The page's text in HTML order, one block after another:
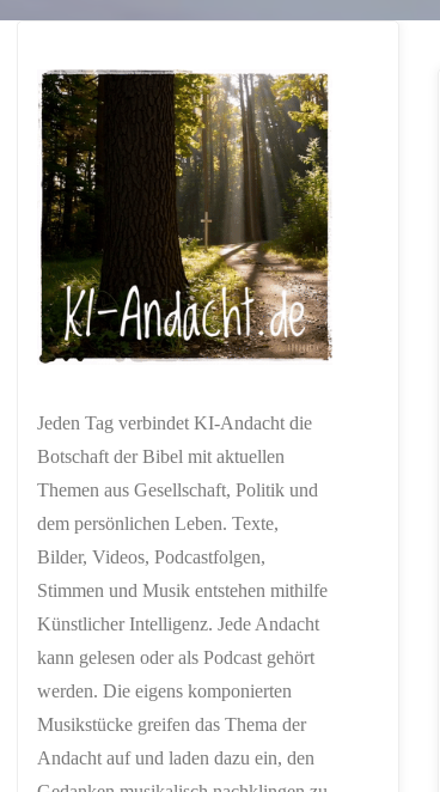
Jeden Tag verbindet KI-Andacht die
Botschaft der Bibel mit aktuellen
Themen aus Gesellschaft, Politik und
dem persönlichen Leben. Texte,
Bilder, Videos, Podcastfolgen,
Stimmen und Musik entstehen mithilfe
Künstlicher Intelligenz. Jede Andacht
kann gelesen oder als Podcast gehört
werden. Die eigens komponierten
Musikstücke greifen das Thema der
Andacht auf und laden dazu ein, den